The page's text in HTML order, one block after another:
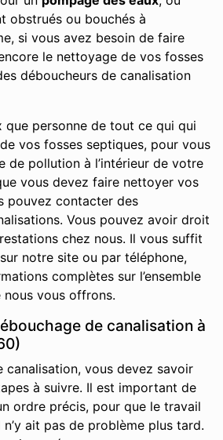
obstrués ou bouchés à
si vous avez besoin de faire
le nettoyage de vos fosses
déboucheurs de canalisation
que personne de tout ce qui qui
vos fosses septiques, pour vous
de pollution à l’intérieur de votre
vous devez faire nettoyer vos
pouvez contacter des
Vous pouvez avoir droit
chez nous. Il vous suffit
notre site ou par téléphone,
complètes sur l’ensemble
vous offrons.
de canalisation à
canalisation, vous devez savoir
à suivre. Il est important de
ordre précis, pour que le travail
ait pas de problème plus tard.